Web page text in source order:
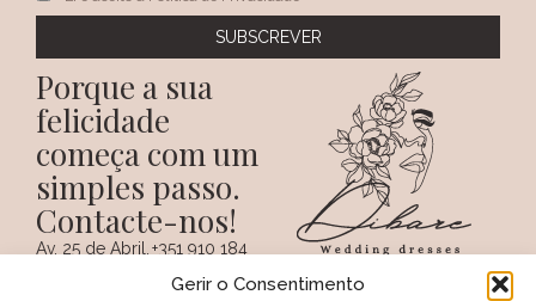
Gerir o Consentimento
Porque a sua
felicidade
começa com um
simples passo.
Contacte-nos!
Av. 25 de Abril,
+351 910 184
(Chamada para a SOCIAIS